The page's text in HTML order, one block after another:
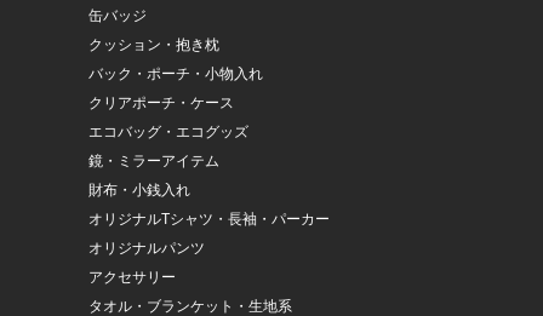
缶バッジ
クッション・抱き枕
バック・ポーチ・小物入れ
クリアポーチ・ケース
エコバッグ・エコグッズ
鏡・ミラーアイテム
財布・小銭入れ
オリジナルTシャツ・長袖・パーカー
オリジナルパンツ
アクセサリー
タオル・ブランケット・生地系